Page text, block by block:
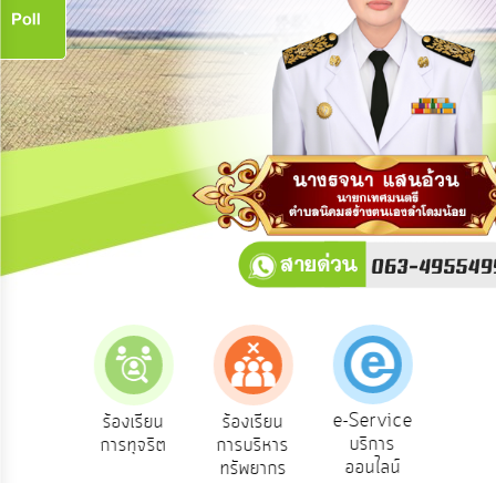
เผย
ข้อมูล
สาธารณะ
OIT
การ
ปฏิสัมพันธ์
ความ
ยุทธศาสตร์/
ร้องเรียน
การทุจริต
ร้องเรียน
การบริหาร
ทรัพยากร
e-Service
ถามตอบ